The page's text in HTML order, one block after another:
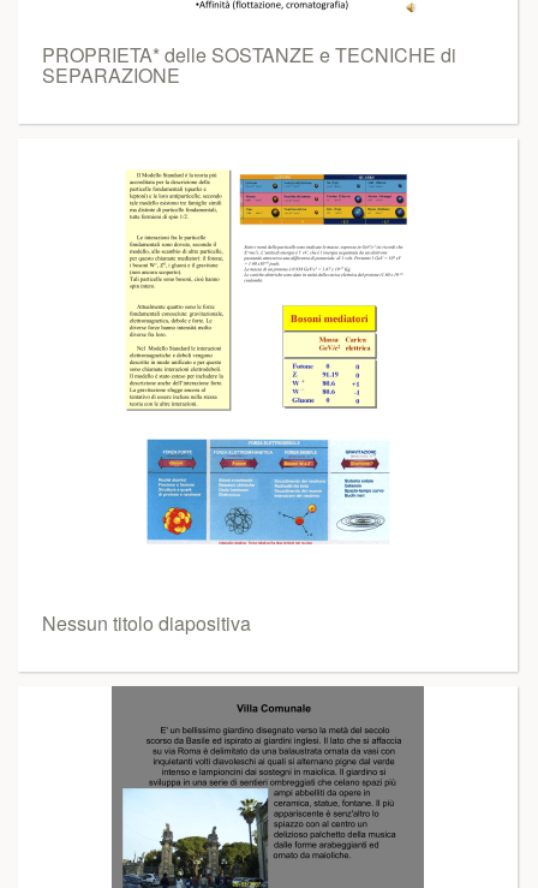
PROPRIETA* delle SOSTANZE e TECNICHE di
SEPARAZIONE
Nessun titolo diapositiva